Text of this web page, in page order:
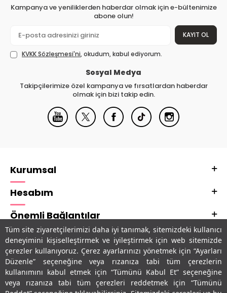
Tüm site ziyaretçilerimizi daha iyi tanımak, sitemizdeki kullanıcı
deneyimini kişiselleştirmek ve iyileştirmek için web sitemizde
çerezler kullanıyoruz. Çerez ayarlarınızı yönetmek için “Ayarları
Düzenle” seçeneğine veya rızanıza tabi tüm çerezlerin
kullanımını kabul etmek için “Tümünü Kabul Et” seçeneğine
veya rızanıza tabi tüm çerezleri reddetmek için “Tümünü
Kampanya ve yeniliklerden haberdar olmak için e-bültenimize
abone olun!
KAYIT OL
KVKK Sözleşmesi'ni, okudum, kabul ediyorum.
Sosyal Medya
Takipçilerimize özel kampanya ve fırsatlardan haberdar
olmak için bizi takip edin.
Kurumsal
Hesabım
Önemli Bağlantılar
Adres & İletişim
Uygulamalarımız